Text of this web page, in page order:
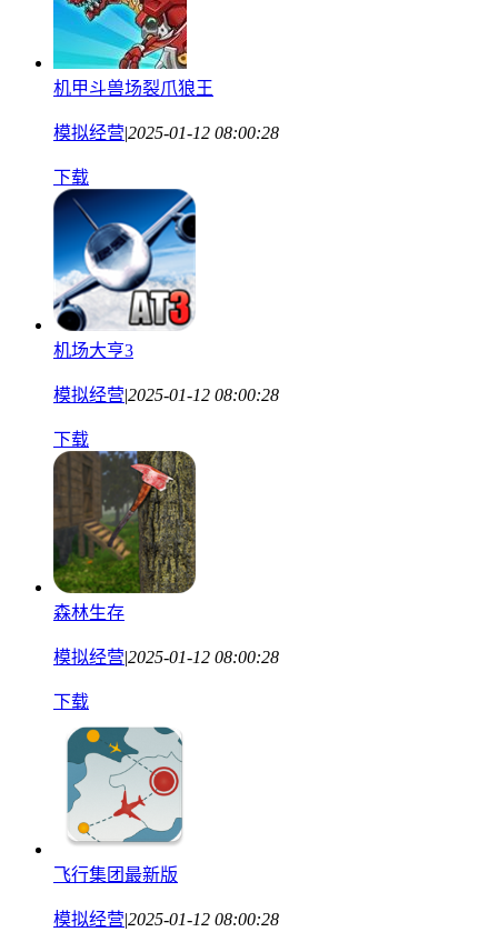
机甲斗兽场裂爪狼王
模拟经营|2025-01-12 08:00:28
下载
机场大亨3
模拟经营|2025-01-12 08:00:28
下载
森林生存
模拟经营|2025-01-12 08:00:28
下载
飞行集团最新版
模拟经营|2025-01-12 08:00:28